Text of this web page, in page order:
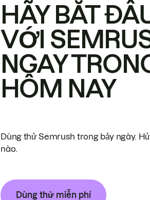
HÃY BẮT
VỚI
NGAY
HÔM NAY
Dùng thử Semrush trong bảy ngày.
nào.
Dùng thử miễn phí